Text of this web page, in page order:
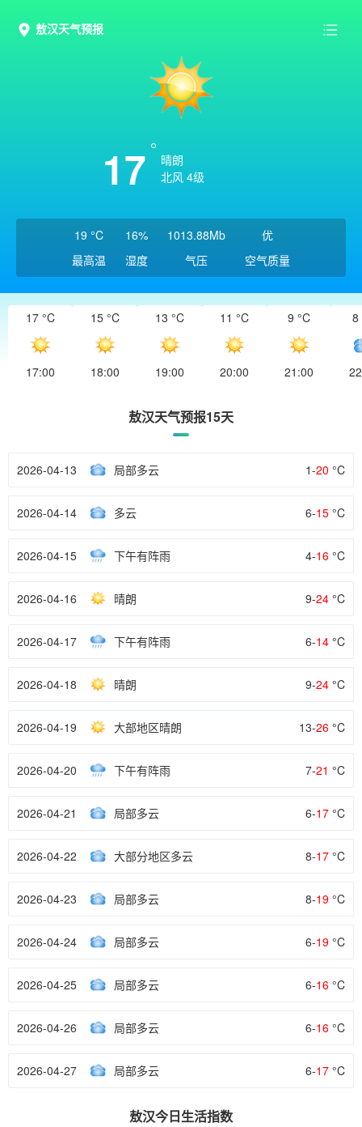
敖汉天气预报
17
晴朗
北风 4级
19 °C
最高温
16%
湿度
1013.88Mb
气压
优
空气质量
17 °C
17:00
15 °C
18:00
13 °C
19:00
11 °C
20:00
9 °C
21:00
8
敖汉天气预报15天
2026-04-13 局部多云 1-20 °C
2026-04-14 多云 6-15 °C
2026-04-15 下午有阵雨 4-16 °C
2026-04-16 晴朗 9-24 °C
2026-04-17 下午有阵雨 6-14 °C
2026-04-18 晴朗 9-24 °C
2026-04-19 大部地区晴朗 13-26 °C
2026-04-20 下午有阵雨 7-21 °C
2026-04-21 局部多云 6-17 °C
2026-04-22 大部分地区多云 8-17 °C
2026-04-23 局部多云 8-19 °C
2026-04-24 局部多云 6-19 °C
2026-04-25 局部多云 6-16 °C
2026-04-26 局部多云 6-16 °C
2026-04-27 局部多云 6-17 °C
敖汉今日生活指数